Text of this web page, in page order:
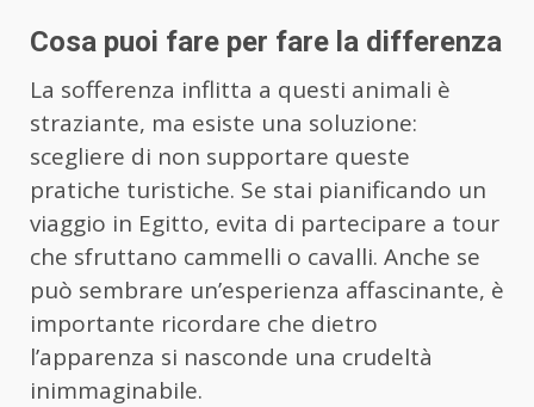
Cosa puoi fare per fare la differenza
La sofferenza inflitta a questi animali è
straziante, ma esiste una soluzione:
scegliere di non supportare queste
pratiche turistiche. Se stai pianificando un
viaggio in Egitto, evita di partecipare a tour
che sfruttano cammelli o cavalli. Anche se
può sembrare un’esperienza affascinante, è
importante ricordare che dietro
l’apparenza si nasconde una crudeltà
inimmaginabile.